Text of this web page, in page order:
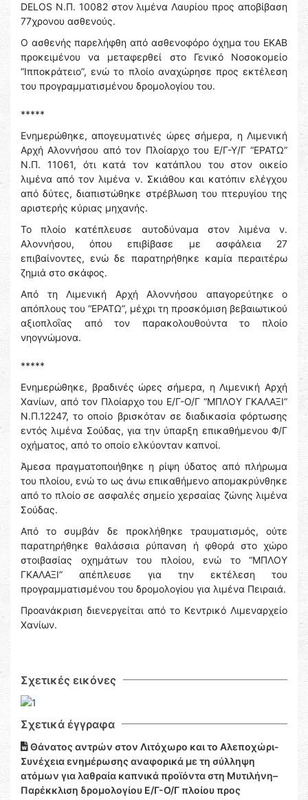
DELOS Ν.Π. 10082 στον λιμένα Λαυρίου προς αποβίβαση
77χρονου ασθενούς.
Ο ασθενής παρελήφθη από ασθενοφόρο όχημα του ΕΚΑΒ
προκειμένου να μεταφερθεί στο Γενικό Νοσοκομείο
“Ιπποκράτειο”, ενώ το πλοίο αναχώρησε προς εκτέλεση
του προγραμματισμένου δρομολογίου του.
*****
Ενημερώθηκε, απογευματινές ώρες σήμερα, η Λιμενική
Αρχή Αλοννήσου από τον Πλοίαρχο του Ε/Γ-Υ/Γ “ΕΡΑΤΩ”
Ν.Π. 11061, ότι κατά τον κατάπλου του στον οικείο
λιμένα από τον λιμένα ν. Σκιάθου και κατόπιν ελέγχου
από δύτες, διαπιστώθηκε στρέβλωση του πτερυγίου της
αριστερής κύριας μηχανής.
Το πλοίο κατέπλευσε αυτοδύναμα στον λιμένα ν.
Αλοννήσου, όπου επιβίβασε με ασφάλεια 27
επιβαίνοντες, ενώ δε παρατηρήθηκε καμία περαιτέρω
ζημιά στο σκάφος.
Από τη Λιμενική Αρχή Αλοννήσου απαγορεύτηκε ο
απόπλους του “ΕΡΑΤΩ”, μέχρι τη προσκόμιση βεβαιωτικού
αξιοπλοΐας από τον παρακολουθούντα το πλοίο
νηογνώμονα.
*****
Ενημερώθηκε, βραδινές ώρες σήμερα, η Λιμενική Αρχή
Χανίων, από τον Πλοίαρχο του Ε/Γ-Ο/Γ “ΜΠΛΟΥ ΓΚΑΛΑΞΙ”
Ν.Π.12247, το οποίο βρισκόταν σε διαδικασία φόρτωσης
εντός λιμένα Σούδας, για την ύπαρξη επικαθήμενου Φ/Γ
οχήματος, από το οποίο ελκύονταν καπνοί.
Άμεσα πραγματοποιήθηκε η ρίψη ύδατος από πλήρωμα
του πλοίου, ενώ το ως άνω επικαθήμενο απομακρύνθηκε
από το πλοίο σε ασφαλές σημείο χερσαίας ζώνης λιμένα
Σούδας.
Από το συμβάν δε προκλήθηκε τραυματισμός, ούτε
παρατηρήθηκε θαλάσσια ρύπανση ή φθορά στο χώρο
στοιβασίας οχημάτων του πλοίου, ενώ το “ΜΠΛΟΥ
ΓΚΑΛΑΞΙ” απέπλευσε για την εκτέλεση του
προγραμματισμένου του δρομολογίου για λιμένα Πειραιά.
Προανάκριση διενεργείται από το Κεντρικό Λιμεναρχείο
Χανίων.
Σχετικές εικόνες
Σχετικά έγγραφα
Θάνατος αντρών στον Λιτόχωρο και το Αλεποχώρι-
Συνέχεια ενημέρωσης αναφορικά με τη σύλληψη
ατόμων για λαθραία καπνικά προϊόντα στη Μυτιλήνη–
Παρέκκλιση δρομολογίου Ε/Γ-Ο/Γ πλοίου προς